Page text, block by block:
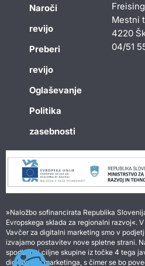
Naroči
revijo
Preberi
revijo
Oglaševanje
Politika
zasebnosti
Mestni
4220
04/51
»Naložbo sofinancirata Republika
Evropskega sklada za regionalni razvoj«.
Vavčer za digitalni marketing smo v
izvajamo postavitev nove spletne strani.
spodbuditi ciljne skupine iz točke 4 tega
digitalnega marketinga, s čimer se bo